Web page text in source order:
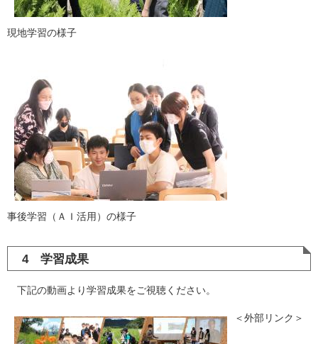
​現地学習の様子
事後学習（ＡＩ活用）の様子
4 学習成果
下記の動画より学習成果をご視聴ください。
＜外部リンク＞